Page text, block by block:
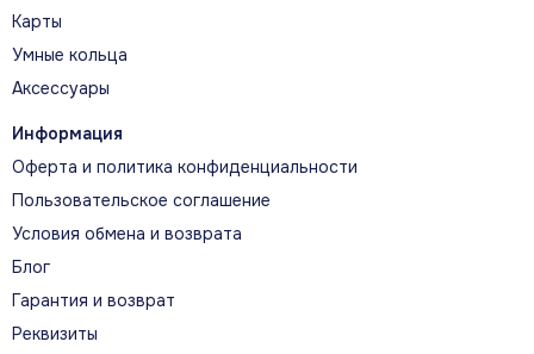
Карты
Умные кольца
Аксессуары
Информация
Оферта и политика конфиденциальности
Пользовательское соглашение
Условия обмена и возврата
Блог
Гарантия и возврат
Реквизиты